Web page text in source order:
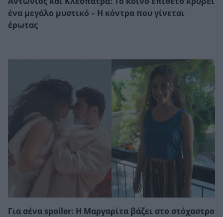
ένα μεγάλο μυστικό – Η κόντρα που γίνεται
έρωτας
Για σένα spoiler: Η Μαργαρίτα βάζει στο στόχαστρο